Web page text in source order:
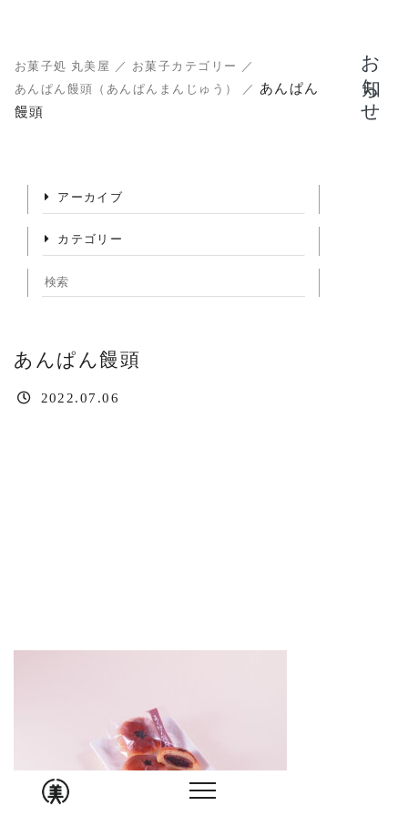
お知らせ
お菓子処 丸美屋 ／ お菓子カテゴリー ／
あんぱん饅頭（あんぱんまんじゅう）
／ あんぱん
饅頭
アーカイブ
カテゴリー
あんぱん饅頭
2022.07.06